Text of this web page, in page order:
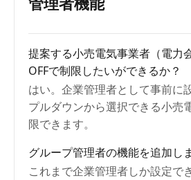
提案する小売電気事業者（電力
OFFで制限したいができるか？
はい。企業管理者として事前に
プルダウンから選択できる小売
限できます。
グループ管理者の機能を追加し
これまで企業管理者しか設定で